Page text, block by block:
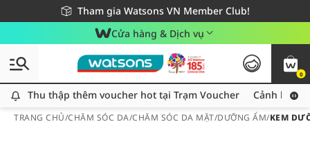
Tham gia Watsons VN Member Club!
Miễn phí giao hàng cho đơn hàng từ 249,000Đ
Giao hàng nhanh 24h - Áp dụng khu vực TP. Hồ Chí Minh
Cửa hàng & Dịch vụ
0
Thu thập thêm voucher hot tại Trạm Voucher
Thu thập thêm voucher hot tại Trạm Voucher Cảnh báo
TRANG CHỦ/CHĂM SÓC DA/CHĂM SÓC DA MẶT/DƯỠNG ẨM/KEM